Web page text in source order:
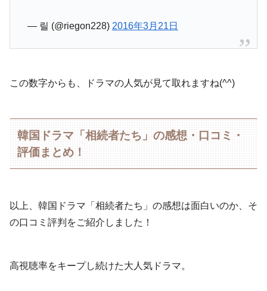
— 릴 (@riegon228) 2016年3月21日
この数字からも、ドラマの人気が見て取れますね(^^)
韓国ドラマ「相続者たち」の感想・口コミ・
評価まとめ！
以上、韓国ドラマ「相続者たち」の感想は面白いのか、そ
の口コミ評判をご紹介しました！
高視聴率をキープし続けた大人気ドラマ。